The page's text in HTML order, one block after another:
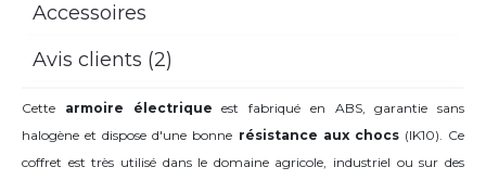
Accessoires
Avis clients (2)
Cette armoire électrique est fabriqué en ABS, garantie sans
halogène et dispose d'une bonne résistance aux chocs(IK10). Ce
coffret est très utilisé dans le domaine agricole, industriel ou sur des